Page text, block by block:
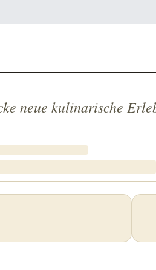
neue kulinarische